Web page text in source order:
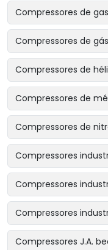
Compressores de
Compressores de gás
Compressores de
Compressores de
Compressores de
Compressores
Compressores
Compressores
Compressores J.A.